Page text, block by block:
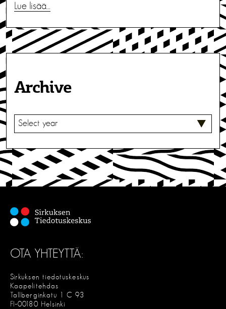
Lue lisää…
Archive
V
I
S
E
OTA YHTEYTTÄ:
Sirkuksen tiedotuskeskus
Kaapelitehdas
Tallberginkatu 1 C 93
FI-00180 Helsinki